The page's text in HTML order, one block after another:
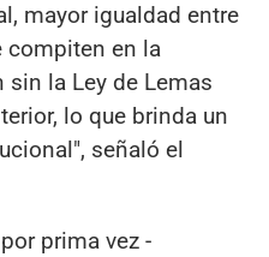
mayor igualdad entre
compiten en la
sin la Ley de Lemas
lo que brinda un
señaló el
prima vez -